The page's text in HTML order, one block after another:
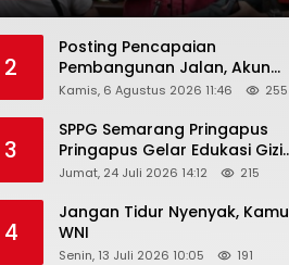
2
Posting Pencapaian
Pembangunan Jalan, Akun
Facebook Pemerintah
“Dirujak” Warganet
Kamis, 6 Agustus 2026 11:46 255
3
SPPG Semarang Pringapus
Pringapus Gelar Edukasi Gizi
di PAUD Bina Balita Peringati
Jumat, 24 Juli 2026 14:12 215
4
Jangan Tidur Nyenyak, Kamu
WNI
Senin, 13 Juli 2026 10:05 191